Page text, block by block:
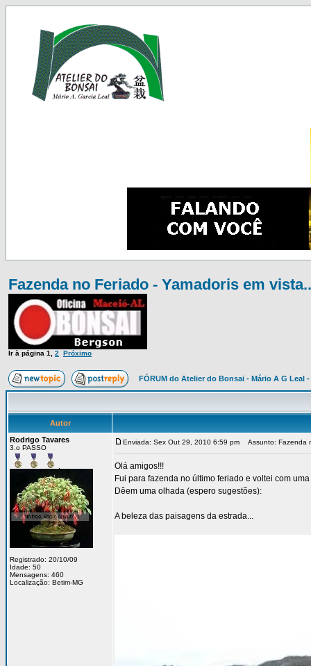
Fazenda no Feriado - Yamadoris em
Ir à página 1 2 Próximo
FÓRUM do Atelier do Bonsai - Mário A G Leal
Autor
Rodrigo Tavares
3.o PASSO
Registrado: 20/10/09
Idade: 50
Mensagens: 460
Localização: Betim-MG
Enviada: Sex Out 29, 2010 6:59 pm Assunto: Fazenda
Olá amigos!!!
Fui para fazenda no último feriado e voltei com
Dêem uma olhada (espero sugestões):
A beleza das paisagens da estrada...